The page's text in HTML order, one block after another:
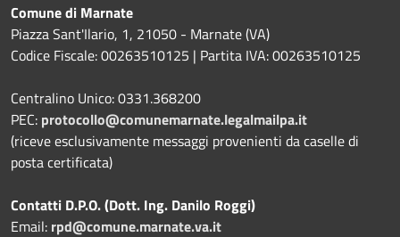
Comune di Marnate
Piazza Sant'Ilario, 1, 21050 - Marnate (VA)
Codice Fiscale: 00263510125 | Partita IVA: 00263510125
Centralino Unico: 0331.368200
PEC: protocollo@comunemarnate.legalmailpa.it
(riceve esclusivamente messaggi provenienti da caselle di
posta certificata)
Contatti D.P.O. (Dott. Ing. Danilo Roggi)
Email: rpd@comune.marnate.va.it